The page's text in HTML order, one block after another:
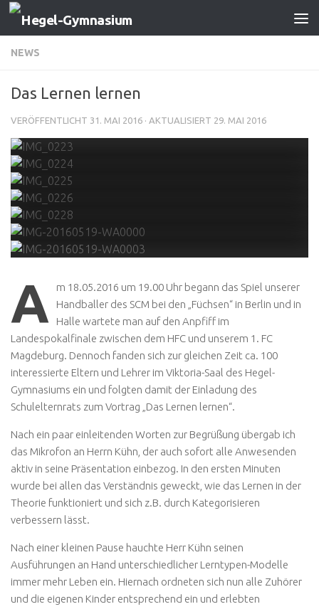
Zum Inhalt springen
NEWS
Das Lernen lernen
VERÖFFENTLICHT 31. MAI 2016 · AKTUALISIERT 29. MAI 2016
A
m 18.05.2016 um 19.00 Uhr begann das Spiel unserer
Handballer des SCM bei den „Füchsen“ in Berlin und in
Halle wartete man auf den Anpfiff im
Landespokalfinale zwischen dem HFC und unserem 1. FC
Magdeburg. Dennoch fanden sich zur gleichen Zeit ca. 100
interessierte Eltern und Lehrer im Viktoria-Saal des Hegel-
Gymnasiums ein und folgten damit der Einladung des
Schulelternrats zum Vortrag „Das Lernen lernen“.
Nach ein paar einleitenden Worten zur Begrüßung übergab ich
das Mikrofon an Herrn Kühn, der auch sofort alle Anwesenden
aktiv in seine Präsentation einbezog. In den ersten Minuten
wurde bei allen das Verständnis geweckt, wie das Lernen in der
Theorie funktioniert und sich z.B. durch Kategorisieren
verbessern lässt.
Nach einer kleinen Pause hauchte Herr Kühn seinen
Ausführungen an Hand unterschiedlicher Lerntypen-Modelle
immer mehr Leben ein. Hiernach ordneten sich nun alle Zuhörer
und die eigenen Kinder entsprechend ein und erlebten